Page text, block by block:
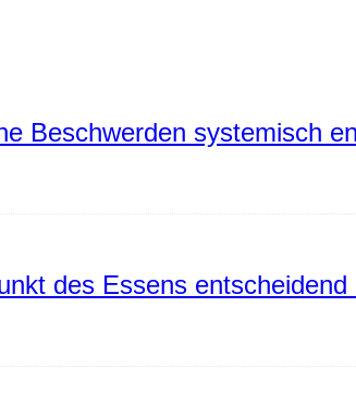
Beschwerden systemisch
des Essens entscheidend